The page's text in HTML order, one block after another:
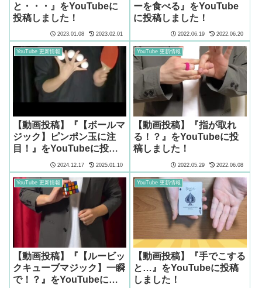
と・・・』をYouTubeに
投稿しました！
2023.01.08 2023.02.01
ーを食べる』をYouTube
に投稿しました！
2022.06.19 2022.06.20
YouTube 更新情報
【動画投稿】『【ボールマ
ジック】ピンポン玉に注
目！』をYouTubeに投稿
しました！2024.12.17 2025.01.10
YouTube 更新情報
【動画投稿】『指が取れ
る！？』をYouTubeに投
稿しました！
2022.05.29 2022.06.08
YouTube 更新情報
【動画投稿】『【ルービッ
クキューブマジック】一瞬
で！？』をYouTubeに投
YouTube 更新情報
【動画投稿】『手でこする
と…』をYouTubeに投稿
しました！